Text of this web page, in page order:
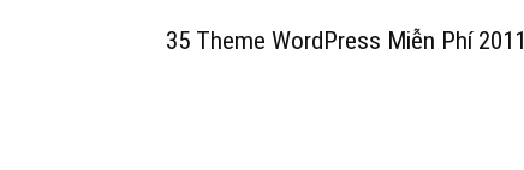
35 Theme WordPress Miễn Phí 2011